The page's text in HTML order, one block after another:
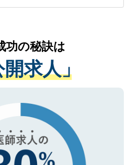
個人データはご本人の許可
取り扱いについての厳密な
した事業者のみに付与され
ーマークを取得済みです。
た個人情報は、SSL（デー
関してもご安心ください。
在の医療機関の状況や紹介
がら、適切なアドバイスを
ます。すぐにご転職をされ
期的なサポートが可能です
登録ください。
功の秘訣は
開求人」